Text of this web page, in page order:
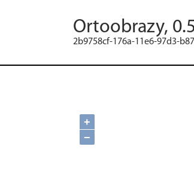
Ortoobrazy,
2b9758cf-176a-11e6-97d3-
+
−